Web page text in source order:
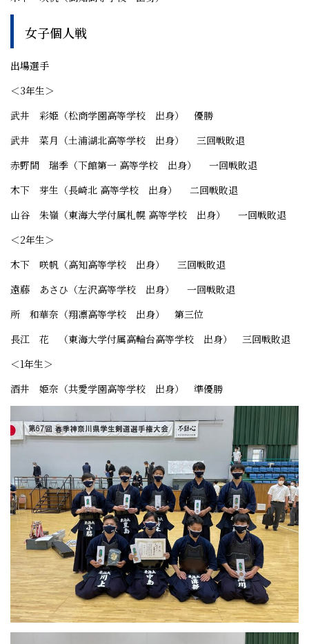
女子個人戦
出場選手
＜3年生＞
武井 彩姫（松商学園高等学校 出身） 優勝
武井 菜月（土浦湖北高等学校 出身） 三回戦敗退
赤野間 瑞季（下館第一 高等学校 出身） 一回戦敗退
木下 芽生（長崎北 高等学校 出身） 二回戦敗退
山谷 朱嶺（東海大学付属札幌 高等学校 出身） 一回戦敗退
＜2年生＞
木下 咲帆（高知高等学校 出身） 三回戦敗退
遠藤 あさひ（左沢高等学校 出身） 一回戦敗退
所 和華奈（翔凛高等学校 出身） 第三位
長江 花 （東海大学付属高輪台高等学校 出身） 三回戦敗退
＜1年生＞
酒井 姫奈（共愛学園高等学校 出身） 準優勝